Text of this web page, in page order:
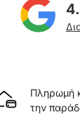
Πληρωμή
την